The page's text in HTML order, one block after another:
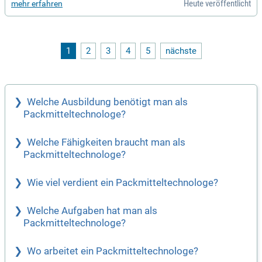
zählen die Bedienung modernster Maschinen, die Qualitätsk
ontrolle und die Kooperation mit Kollegen. Entdecken Sie vi
Sie jetzt Ihre Karriere mit uns und profitieren Sie von interes
santen Entwicklungsmöglichkeiten!
mehr erfahren Heute veröffentlicht
1 2 3 4 5 nächste
Welche Ausbildung benötigt man als
Packmitteltechnologe?
Welche Fähigkeiten braucht man als
Packmitteltechnologe?
Wie viel verdient ein Packmitteltechnologe?
Welche Aufgaben hat man als
Packmitteltechnologe?
Wo arbeitet ein Packmitteltechnologe?